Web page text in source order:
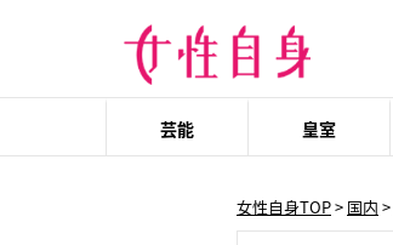
芸能 皇室
女性自身TOP> 国内 >